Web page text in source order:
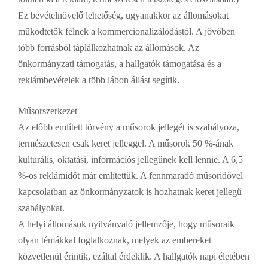
Ez bevételnövelő lehetőség, ugyanakkor az állomásokat
működtetők félnek a kommercionalizálódástól. A jövőben
több forrásból táplálkozhatnak az állomások. Az
önkormányzati támogatás, a hallgatók támogatása és a
reklámbevételek a több lábon állást segítik.
Műsorszerkezet
Az előbb említett törvény a műsorok jellegét is szabályoza,
természetesen csak keret jelleggel. A műsorok 50 %-ának
kulturális, oktatási, információs jellegűnek kell lennie. A 6,5
%-os reklámidőt már említettük. A fennmaradó műsoridővel
kapcsolatban az önkormányzatok is hozhatnak keret jellegű
szabályokat.
A helyi állomások nyilvánvaló jellemzője, hogy műsoraik
olyan témákkal foglalkoznak, melyek az embereket
közvetlenül érintik, ezáltal érdeklik. A hallgatók napi életében